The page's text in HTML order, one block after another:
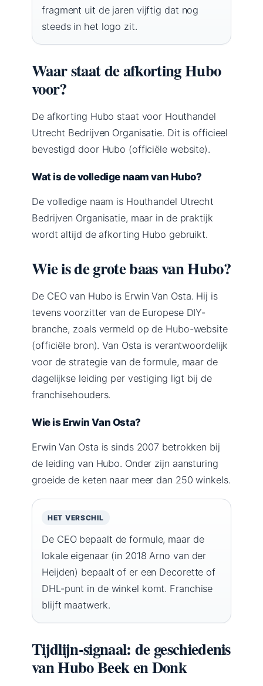
fragment uit de jaren vijftig dat nog
steeds in het logo zit.
Waar staat de afkorting Hubo
voor?
De afkorting Hubo staat voor Houthandel
Utrecht Bedrijven Organisatie. Dit is officieel
bevestigd door Hubo (officiële website).
Wat is de volledige naam van Hubo?
De volledige naam is Houthandel Utrecht
Bedrijven Organisatie, maar in de praktijk
wordt altijd de afkorting Hubo gebruikt.
Wie is de grote baas van Hubo?
De CEO van Hubo is Erwin Van Osta. Hij is
tevens voorzitter van de Europese DIY-
branche, zoals vermeld op de Hubo-website
(officiële bron). Van Osta is verantwoordelijk
voor de strategie van de formule, maar de
dagelijkse leiding per vestiging ligt bij de
franchisehouders.
Wie is Erwin Van Osta?
Erwin Van Osta is sinds 2007 betrokken bij
de leiding van Hubo. Onder zijn aansturing
groeide de keten naar meer dan 250 winkels.
HET VERSCHIL
De CEO bepaalt de formule, maar de
lokale eigenaar (in 2018 Arno van der
Heijden) bepaalt of er een Decorette of
DHL-punt in de winkel komt. Franchise
blijft maatwerk.
Tijdlijn-signaal: de geschiedenis
van Hubo Beek en Donk